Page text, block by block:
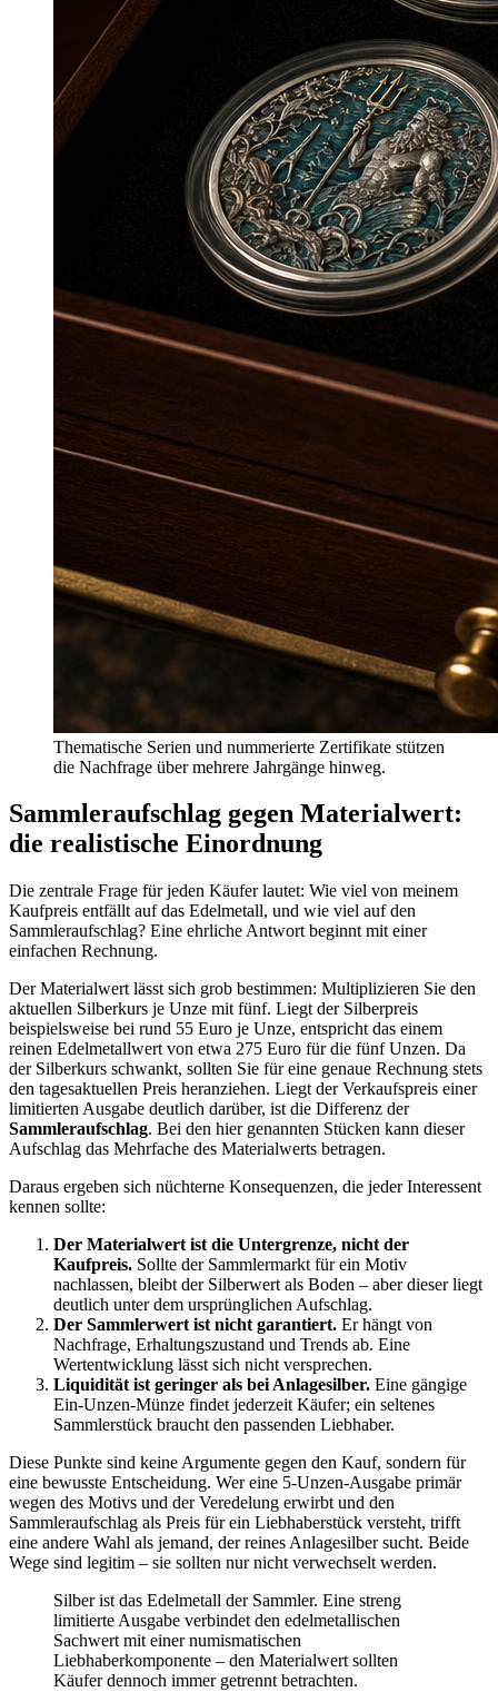
Thematische Serien und nummerierte Zertifikate stützen
die Nachfrage über mehrere Jahrgänge hinweg.
Sammleraufschlag gegen Materialwert:
die realistische Einordnung
Die zentrale Frage für jeden Käufer lautet: Wie viel von meinem
Kaufpreis entfällt auf das Edelmetall, und wie viel auf den
Sammleraufschlag? Eine ehrliche Antwort beginnt mit einer
einfachen Rechnung.
Der Materialwert lässt sich grob bestimmen: Multiplizieren Sie den
aktuellen Silberkurs je Unze mit fünf. Liegt der Silberpreis
beispielsweise bei rund 55 Euro je Unze, entspricht das einem
reinen Edelmetallwert von etwa 275 Euro für die fünf Unzen. Da
der Silberkurs schwankt, sollten Sie für eine genaue Rechnung stets
den tagesaktuellen Preis heranziehen. Liegt der Verkaufspreis einer
limitierten Ausgabe deutlich darüber, ist die Differenz der
Sammleraufschlag. Bei den hier genannten Stücken kann dieser
Aufschlag das Mehrfache des Materialwerts betragen.
Daraus ergeben sich nüchterne Konsequenzen, die jeder Interessent
kennen sollte:
Der Materialwert ist die Untergrenze, nicht der
Kaufpreis. Sollte der Sammlermarkt für ein Motiv
nachlassen, bleibt der Silberwert als Boden – aber dieser liegt
deutlich unter dem ursprünglichen Aufschlag.
Der Sammlerwert ist nicht garantiert. Er hängt von
Nachfrage, Erhaltungszustand und Trends ab. Eine
Wertentwicklung lässt sich nicht versprechen.
Liquidität ist geringer als bei Anlagesilber. Eine gängige
Ein-Unzen-Münze findet jederzeit Käufer; ein seltenes
Sammlerstück braucht den passenden Liebhaber.
Diese Punkte sind keine Argumente gegen den Kauf, sondern für
eine bewusste Entscheidung. Wer eine 5-Unzen-Ausgabe primär
wegen des Motivs und der Veredelung erwirbt und den
Sammleraufschlag als Preis für ein Liebhaberstück versteht, trifft
eine andere Wahl als jemand, der reines Anlagesilber sucht. Beide
Wege sind legitim – sie sollten nur nicht verwechselt werden.
Silber ist das Edelmetall der Sammler. Eine streng
limitierte Ausgabe verbindet den edelmetallischen
Sachwert mit einer numismatischen
Liebhaberkomponente – den Materialwert sollten
Käufer dennoch immer getrennt betrachten.